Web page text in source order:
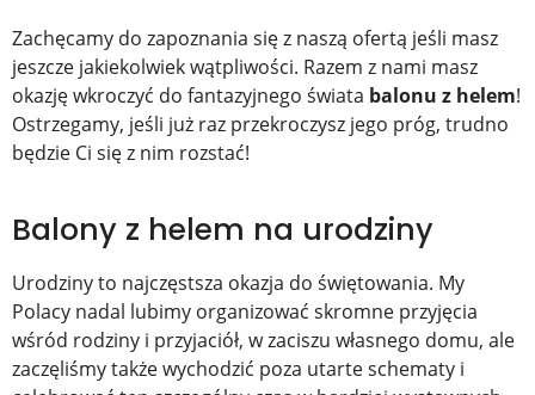
Zachęcamy do zapoznania się z naszą ofertą jeśli masz
jeszcze jakiekolwiek wątpliwości. Razem z nami masz
okazję wkroczyć do fantazyjnego świata balonu z helem!
Ostrzegamy, jeśli już raz przekroczysz jego próg, trudno
będzie Ci się z nim rozstać!
Balony z helem na urodziny
Urodziny to najczęstsza okazja do świętowania. My
Polacy nadal lubimy organizować skromne przyjęcia
wśród rodziny i przyjaciół, w zaciszu własnego domu, ale
zaczęliśmy także wychodzić poza utarte schematy i